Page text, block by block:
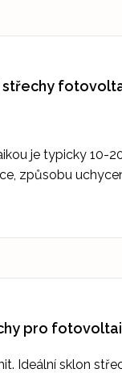
střechy
je typicky 10-
způsobu
pro
Ideální sklon